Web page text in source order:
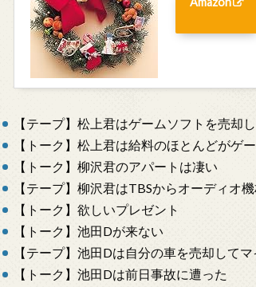
【テープ】松上君はゲームソフトを売却
【トーク】松上君は給料のほとんどがゲ
【トーク】柳沢君のアパートは凄い
【テープ】柳沢君はTBSからオーディオ
【トーク】欲しいプレゼント
【トーク】池田Dが来ない
【テープ】池田Dは自分の車を売却して
【トーク】池田Dは前日事故に遭った